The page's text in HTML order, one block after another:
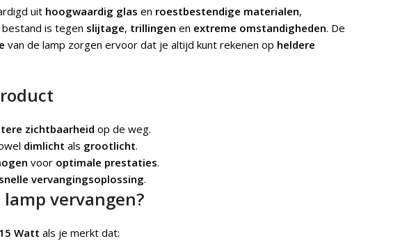
uit hoogwaardig glas en roestbestendige materialen,
bestand is tegen slijtage, trillingen en extreme omstandigheden. De
van de lamp zorgen ervoor dat je altijd kunt rekenen op heldere
zichtbaarheid op de weg.
dimlicht als grootlicht.
voor optimale prestaties.
snelle vervangingsoplossing.
vervangen?
Watt als je merkt dat: